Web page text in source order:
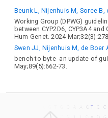
Beunk L, Nijenhuis M, Soree B,
Working Group (DPWG)
between CYP2D6, CYP3A4
Hum Genet. 2024
Swen JJ, Nijenhuis M, de Boer
bench to byte--an update of
May;89(5):662-73.